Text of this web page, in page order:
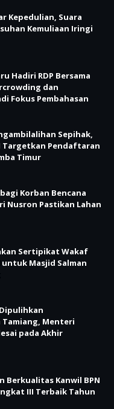
Kepedulian, Suara
Kemuliaan Iringi
Hadiri RDP Bersama
dan
Fokus Pembahasan
Sepihak,
Targetkan Pendaftaran
Timur
Korban Bencana
Nusron Pastikan Lahan
Sertipikat Wakaf
Masjid Salman
Tamiang, Menteri
pada Akhir
Berkualitas Kanwil BPN
III Terbaik Tahun